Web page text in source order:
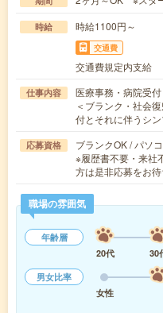
時給 時給1100円～
交通費
交通費規定内支給
仕事内容
医療事務・病院受付
＜ブランク・社会
付とそれに伴うシ
応募資格
ブランクOK / パソ
※履歴書不要・来社
方は是非応募をお
職場の雰囲気
年齢層
20代
30
男女比率
女性